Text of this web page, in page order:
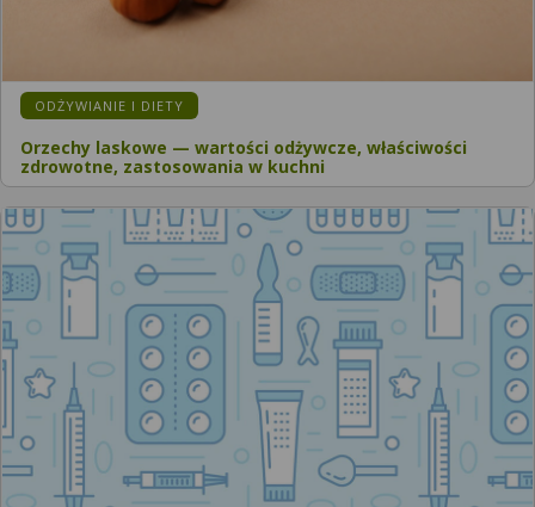
ODŻYWIANIE I DIETY
Orzechy laskowe — wartości odżywcze, właściwości
zdrowotne, zastosowania w kuchni